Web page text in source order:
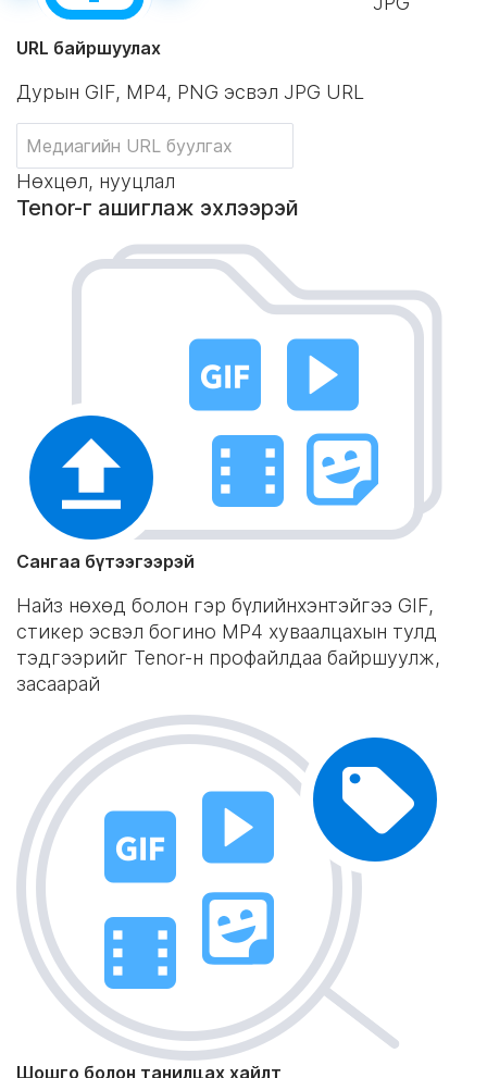
URL байршуулах
Дурын GIF, MP4, PNG эсвэл JPG URL
Нөхцөл, нууцлал
Tenor-г ашиглаж эхлээрэй
Сангаа бүтээгээрэй
Найз нөхөд болон гэр бүлийнхэнтэйгээ GIF,
стикер эсвэл богино MP4 хуваалцахын тулд
тэдгээрийг Tenor-н профайлдаа байршуулж,
засаарай
Шошго болон танилцах хайлт